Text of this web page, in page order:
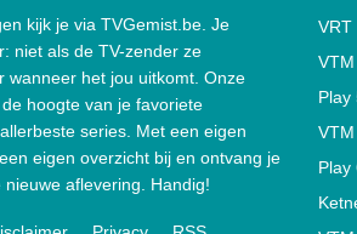
kijk je via TVGemist.be. Je
niet als de TV-zender ze
wanneer het jou uitkomt. Onze
hoogte van je favoriete
series. Met een eigen
eigen overzicht bij en ontvang je
aflevering. Handig!
VRT
VTM
Play
VTM
Play